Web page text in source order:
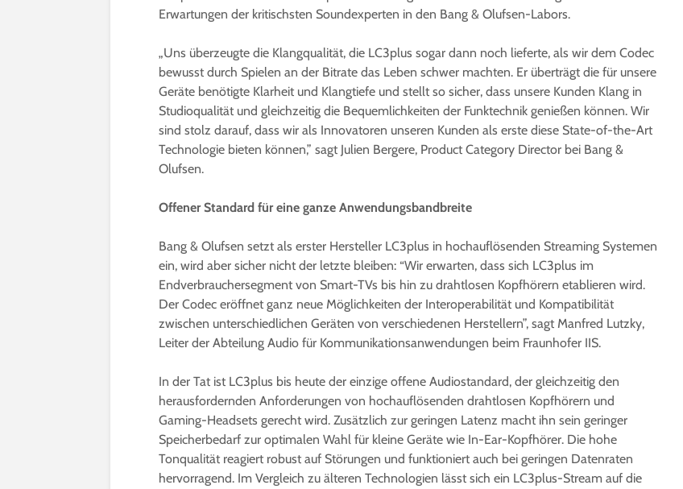
Erwartungen der kritischsten Soundexperten in den Bang & Olufsen-Labors.
„Uns überzeugte die Klangqualität, die LC3plus sogar dann noch lieferte, als wir dem Codec
bewusst durch Spielen an der Bitrate das Leben schwer machten. Er überträgt die für unsere
Geräte benötigte Klarheit und Klangtiefe und stellt so sicher, dass unsere Kunden Klang in
Studioqualität und gleichzeitig die Bequemlichkeiten der Funktechnik genießen können. Wir
sind stolz darauf, dass wir als Innovatoren unseren Kunden als erste diese State-of-the-Art
Technologie bieten können,” sagt Julien Bergere, Product Category Director bei Bang &
Olufsen.
Offener Standard für eine ganze Anwendungsbandbreite
Bang & Olufsen setzt als erster Hersteller LC3plus in hochauflösenden Streaming Systemen
ein, wird aber sicher nicht der letzte bleiben: “Wir erwarten, dass sich LC3plus im
Endverbrauchersegment von Smart-TVs bis hin zu drahtlosen Kopfhörern etablieren wird.
Der Codec eröffnet ganz neue Möglichkeiten der Interoperabilität und Kompatibilität
zwischen unterschiedlichen Geräten von verschiedenen Herstellern”, sagt Manfred Lutzky,
Leiter der Abteilung Audio für Kommunikationsanwendungen beim Fraunhofer IIS.
In der Tat ist LC3plus bis heute der einzige offene Audiostandard, der gleichzeitig den
herausfordernden Anforderungen von hochauflösenden drahtlosen Kopfhörern und
Gaming-Headsets gerecht wird. Zusätzlich zur geringen Latenz macht ihn sein geringer
Speicherbedarf zur optimalen Wahl für kleine Geräte wie In-Ear-Kopfhörer. Die hohe
Tonqualität reagiert robust auf Störungen und funktioniert auch bei geringen Datenraten
hervorragend. Im Vergleich zu älteren Technologien lässt sich ein LC3plus-Stream auf die